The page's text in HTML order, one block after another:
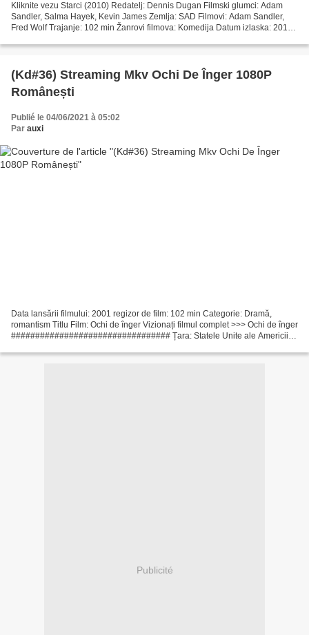
Kliknite vezu Starci (2010) Redatelj: Dennis Dugan Filmski glumci: Adam
Sandler, Salma Hayek, Kevin James Zemlja: SAD Filmovi: Adam Sandler,
Fred Wolf Trajanje: 102 min Žanrovi filmova: Komedija Datum izlaska: 2010
(Kd#36) Streaming Mkv Ochi De Înger 1080P
Românești
Publié le 04/06/2021 à 05:02
Par auxi
Data lansării filmului: 2001 regizor de film: 102 min Categorie: Dramă,
romantism Titlu Film: Ochi de înger Vizionați filmul complet >>> Ochi de înger
################################# Țara: Statele Unite ale Americii
Publicité